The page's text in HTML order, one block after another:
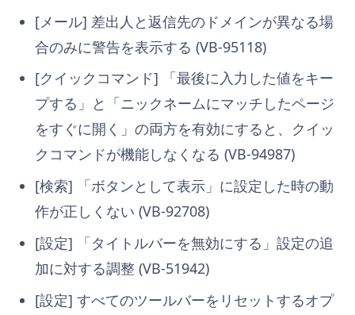
[メール] 差出人と返信先のドメインが異なる場
合のみに警告を表示する (VB-95118)
[クイックコマンド] 「最後に入力した値をキー
プする」と「ニックネームにマッチしたページ
をすぐに開く」の両方を有効にすると、クイッ
クコマンドが機能しなくなる (VB-94987)
[検索] 「ボタンとして表示」に設定した時の動
作が正しくない (VB-92708)
[設定] 「タイトルバーを無効にする」設定の追
加に対する調整 (VB-51942)
[設定] すべてのツールバーをリセットするオプ